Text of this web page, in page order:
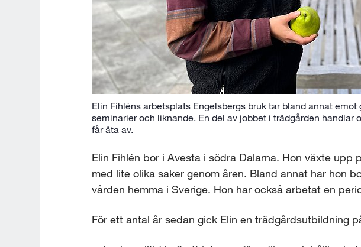
Elin Fihléns arbetsplats Engelsbergs bruk tar bland annat
seminarier och liknande. En del av jobbet i trädgården handlar
får äta av.
Elin Fihlén bor i Avesta i södra Dalarna. Hon växte
med lite olika saker genom åren. Bland annat har hon
vården hemma i Sverige. Hon har också arbetat en
För ett antal år sedan gick Elin en trädgårdsutbildning